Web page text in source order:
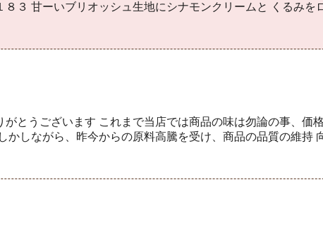
ーいブリオッシュ生地にシナモンクリームと くるみを
がとうございます これまで当店では商品の味は勿論の事、価
かしながら、昨今からの原料高騰を受け、商品の品質の維持